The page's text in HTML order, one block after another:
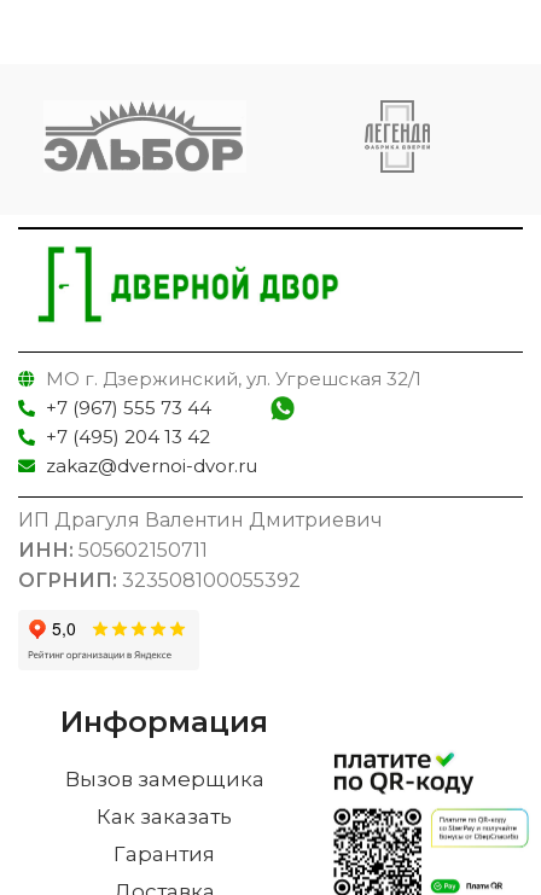
МО г. Дзержинский, ул. Угрешская 32/1
+7 (967) 555 73 44
+7 (495) 204 13 42
zakaz@dvernoi-dvor.ru
ИП Драгуля Валентин Дмитриевич
ИНН: 505602150711
ОГРНИП: 323508100055392
Информация
Вызов замерщика
Как заказать
Гарантия